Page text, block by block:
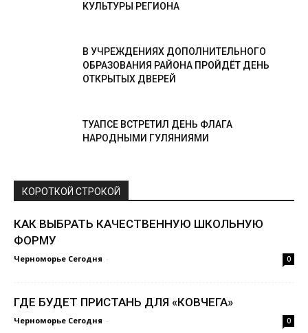
КУЛЬТУРЫ РЕГИОНА
В УЧРЕЖДЕНИЯХ ДОПОЛНИТЕЛЬНОГО
ОБРАЗОВАНИЯ РАЙОНА ПРОЙДЁТ ДЕНЬ
ОТКРЫТЫХ ДВЕРЕЙ
ТУАПСЕ ВСТРЕТИЛ ДЕНЬ ФЛАГА
НАРОДНЫМИ ГУЛЯНИЯМИ
КОРОТКОЙ СТРОКОЙ
КАК ВЫБРАТЬ КАЧЕСТВЕННУЮ ШКОЛЬНУЮ
ФОРМУ
Черноморье Сегодня - 0
ГДЕ БУДЕТ ПРИСТАНЬ ДЛЯ «КОВЧЕГА»
Черноморье Сегодня - 0